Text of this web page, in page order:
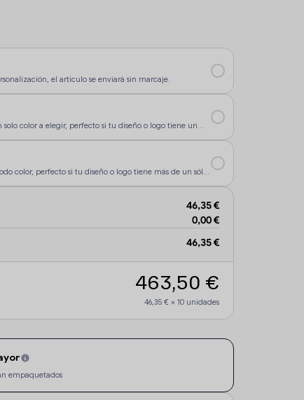
el artículo se enviará sin marcaje.
solo color a elegir, perfecto si tu diseño o logo tiene un
color, perfecto si tu diseño o logo tiene más de un sólo
46,35 €
0,00 €
46,35 €
463,50 €
46,35 € × 10 unidades
empaquetados